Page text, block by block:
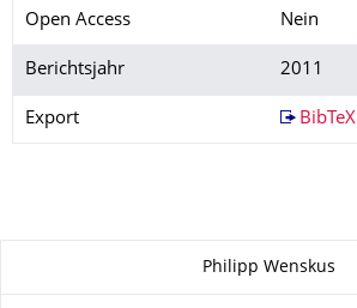
Open Access Nein
Berichtsjahr 2011
Export BibTeX
Philipp Wenskus